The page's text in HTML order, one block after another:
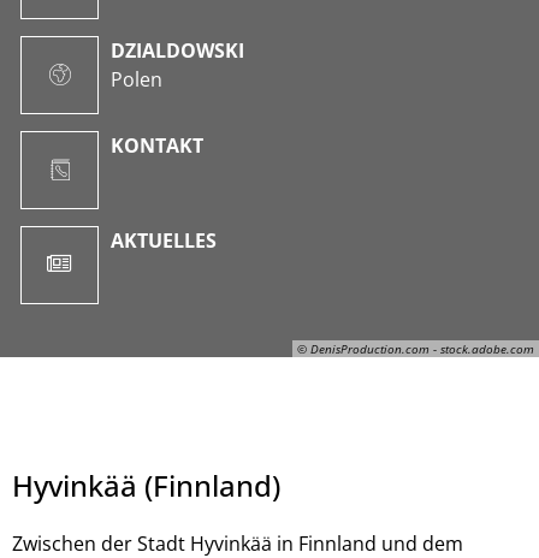
© DenisProduction.com - stock.adobe.com
DZIALDOWSKI
Polen
KONTAKT
AKTUELLES
Hyvinkää (Finnland)
Zwischen der Stadt Hyvinkää in Finnland und dem